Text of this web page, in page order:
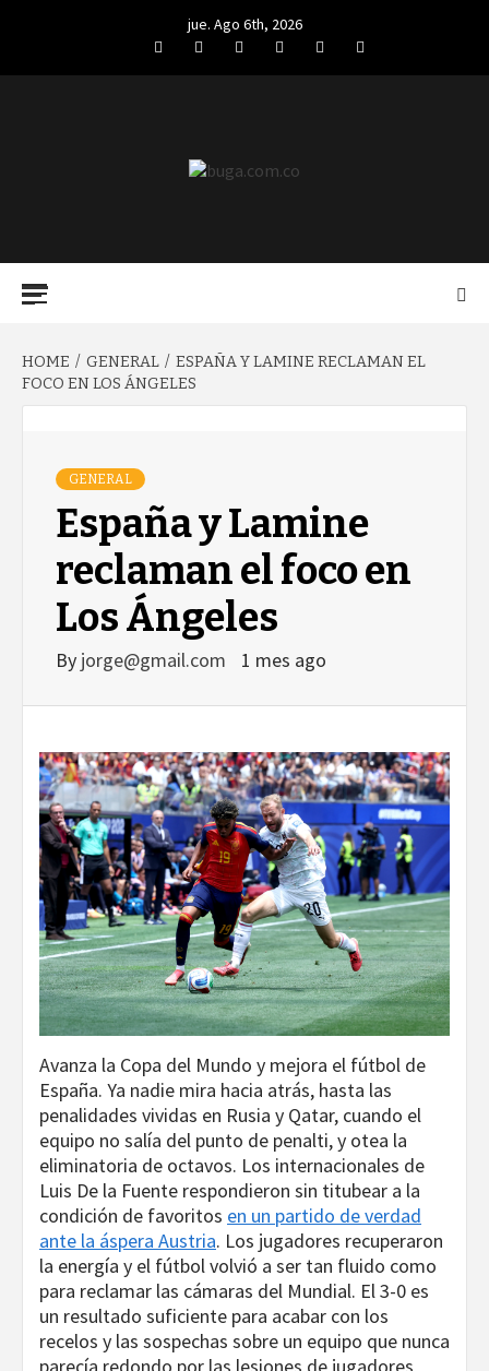
jue. Ago 6th, 2026
FacebookTwitterLinkedIn
VK YouTubeInstagram
HOME GENERAL
ESPAÑA Y LAMINE RECLAMAN EL
FOCO EN LOS ÁNGELES
GENERAL
España y Lamine
reclaman el foco en
Los Ángeles
By jorge@gmail.com 1 mes ago
Avanza la Copa del Mundo y mejora el fútbol de
España. Ya nadie mira hacia atrás, hasta las
penalidades vividas en Rusia y Qatar, cuando el
equipo no salía del punto de penalti, y otea la
eliminatoria de octavos. Los internacionales de
Luis De la Fuente respondieron sin titubear a la
condición de favoritos en un partido de verdad
ante la áspera Austria. Los jugadores recuperaron
la energía y el fútbol volvió a ser tan fluido como
para reclamar las cámaras del Mundial. El 3-0 es
un resultado suficiente para acabar con los
recelos y las sospechas sobre un equipo que nunca